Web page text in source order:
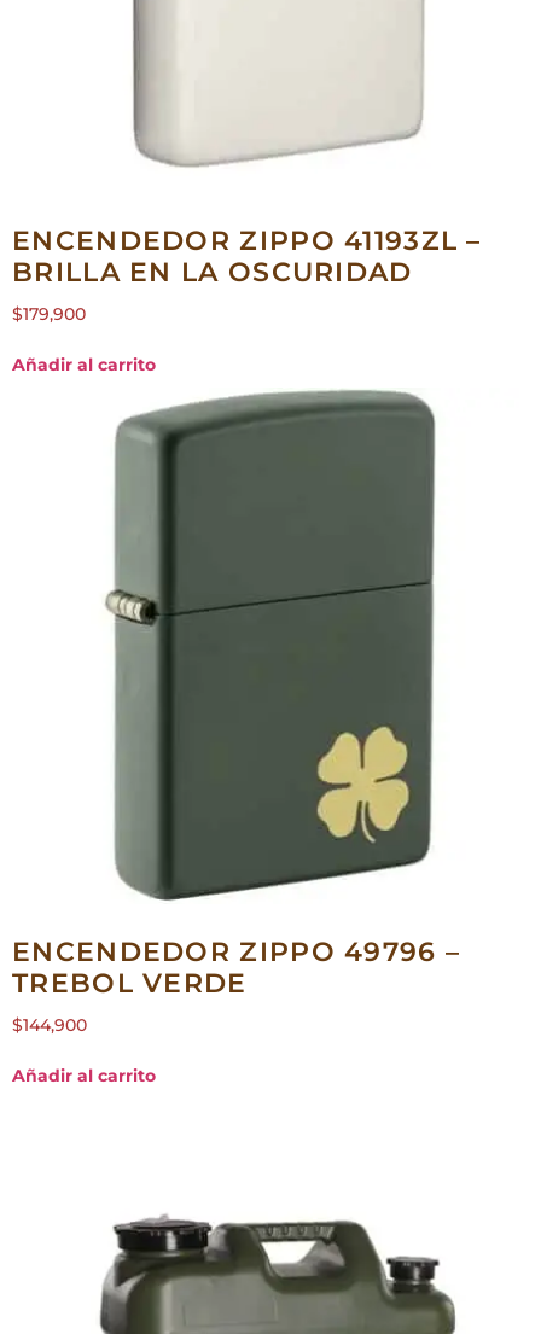
ENCENDEDOR ZIPPO 41193ZL –
BRILLA EN LA OSCURIDAD
$179,900
Añadir al carrito
ENCENDEDOR ZIPPO 49796 –
TREBOL VERDE
$144,900
Añadir al carrito